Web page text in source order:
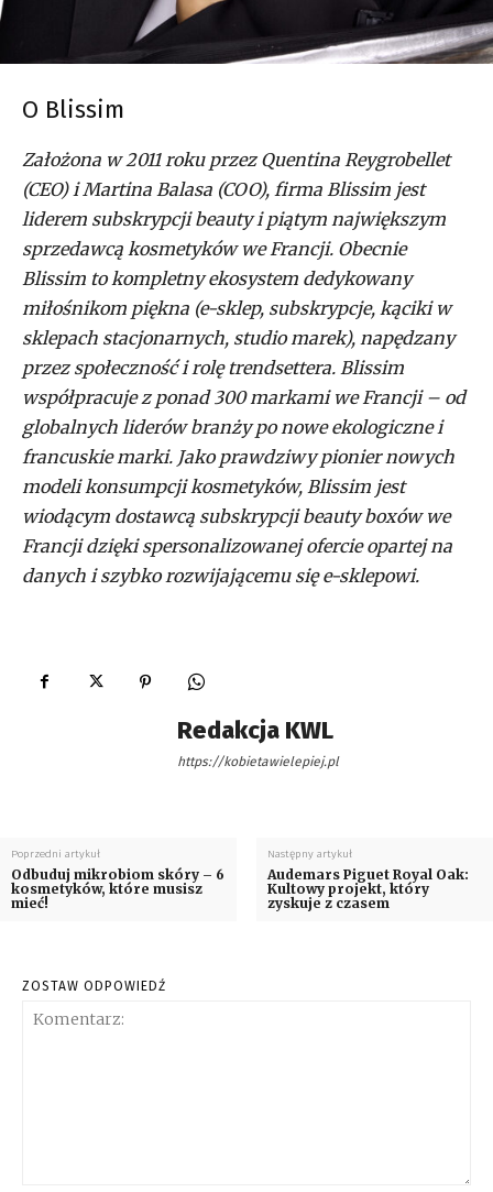
O Blissim
Założona w 2011 roku przez Quentina Reygrobellet
(CEO) i Martina Balasa (COO), firma Blissim jest
liderem subskrypcji beauty i piątym największym
sprzedawcą kosmetyków we Francji. Obecnie
Blissim to kompletny ekosystem dedykowany
miłośnikom piękna (e-sklep, subskrypcje, kąciki w
sklepach stacjonarnych, studio marek), napędzany
przez społeczność i rolę trendsettera. Blissim
współpracuje z ponad 300 markami we Francji – od
globalnych liderów branży po nowe ekologiczne i
francuskie marki. Jako prawdziwy pionier nowych
modeli konsumpcji kosmetyków, Blissim jest
wiodącym dostawcą subskrypcji beauty boxów we
Francji dzięki spersonalizowanej ofercie opartej na
danych i szybko rozwijającemu się e-sklepowi.
Redakcja KWL
https://kobietawielepiej.pl
Poprzedni artykuł
Odbuduj mikrobiom skóry – 6
kosmetyków, które musisz
mieć!
Następny artykuł
Audemars Piguet Royal Oak:
Kultowy projekt, który
zyskuje z czasem
ZOSTAW ODPOWIEDŹ